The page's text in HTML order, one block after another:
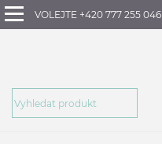
VOLEJTE +420 777 255 046